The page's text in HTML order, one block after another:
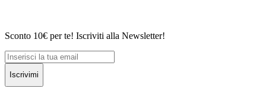
Sconto 10€ per te! Iscriviti alla Newsletter!
Iscrivimi